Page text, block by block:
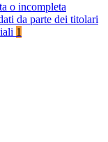
o incompleta
da parte dei titolari
1